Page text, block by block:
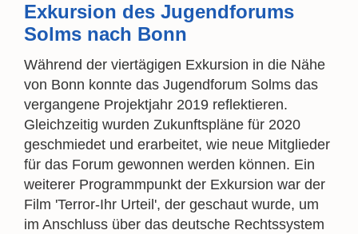
Exkursion des Jugendforums
Solms nach Bonn
Während der viertägigen Exkursion in die Nähe
von Bonn konnte das Jugendforum Solms das
vergangene Projektjahr 2019 reflektieren.
Gleichzeitig wurden Zukunftspläne für 2020
geschmiedet und erarbeitet, wie neue Mitglieder
für das Forum gewonnen werden können. Ein
weiterer Programmpunkt der Exkursion war der
Film 'Terror-Ihr Urteil', der geschaut wurde, um
im Anschluss über das deutsche Rechtssystem